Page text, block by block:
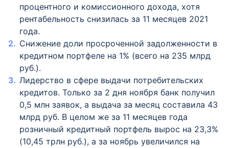
процентного и комиссионного дохода, хотя
рентабельность снизилась за 11 месяцев 2021
года.
Снижение доли просроченной задолженности в
кредитном портфеле на 1% (всего на 235 млрд
руб.).
Лидерство в сфере выдачи потребительских
кредитов. Только за 2 дня ноября банк получил
0,5 млн заявок, а выдача за месяц составила 43
млрд руб. В целом же за 11 месяцев года
розничный кредитный портфель вырос на 23,3%
(10,45 трлн руб.), а за ноябрь увеличился на